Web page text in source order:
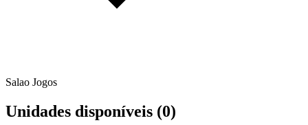
Salao Jogos
Unidades disponíveis (0)